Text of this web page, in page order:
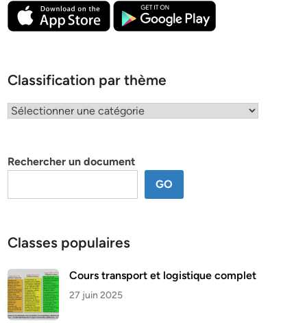
Classification par thème
Classification
Rechercher un document
GO
Classes populaires
Cours transport et logistique complet
27 juin 2025